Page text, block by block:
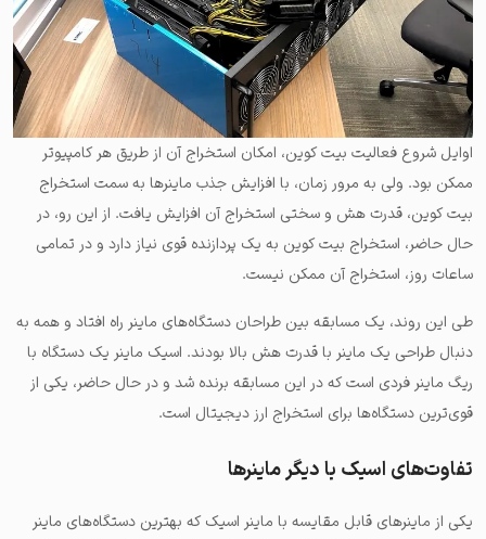
اوایل شروع فعالیت بیت کوین، امکان استخراج آن از طریق هر کامپیوتر
ممکن بود. ولی به مرور زمان، با افزایش جذب ماینرها به سمت استخراج
بیت کوین، قدرت هش و سختی استخراج آن افزایش یافت. از این رو، در
حال حاضر، استخراج بیت کوین به یک پردازنده قوی نیاز دارد و در تمامی
ساعات روز، استخراج آن ممکن نیست.
طی این روند، یک مسابقه بین طراحان دستگاه‌های ماینر راه افتاد و همه به
دنبال طراحی یک ماینر با قدرت هش بالا بودند. اسیک ماینر یک دستگاه با
ریگ ماینر فردی است که در این مسابقه برنده شد و در حال حاضر، یکی از
قوی‌ترین دستگاه‌ها برای استخراج ارز دیجیتال است.
تفاوت‌های اسیک با دیگر ماینرها
یکی از ماینرهای قابل مقایسه با ماینر اسیک که بهترین دستگاه‌های ماینر